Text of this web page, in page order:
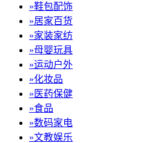
»鞋包配饰
»居家百货
»家装家纺
»母婴玩具
»运动户外
»化妆品
» 医药保健
»食品
»数码家电
»文教娱乐